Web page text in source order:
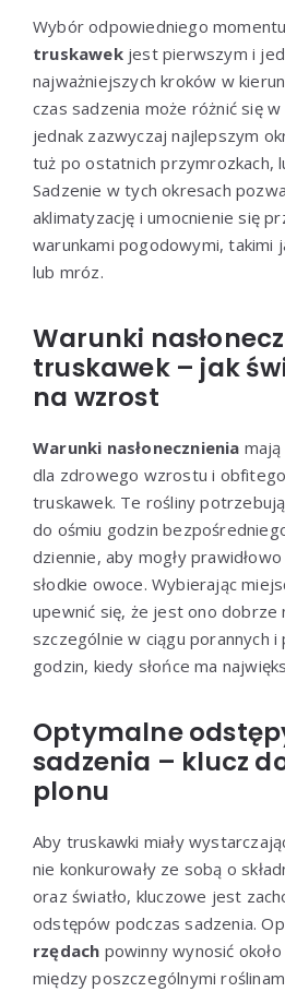
Wybór odpowiedniego
truskawekjest pierwszym i
najważniejszych kroków w
czas sadzenia może różnić się
jednak zazwyczaj najlepszym
tuż po ostatnich przymrozkach,
Sadzenie w tych okresach
aklimatyzację i umocnienie się
warunkami pogodowymi, takimi
lub mróz.
Warunki
truskawek – jak
na wzrost
Warunki nasłonecznienia
dla zdrowego wzrostu i
truskawek. Te rośliny
do ośmiu godzin
dziennie, aby mogły
słodkie owoce. Wybierając
upewnić się, że jest ono dobrze
szczególnie w ciągu porannych i
godzin, kiedy słońce ma
Optymalne
sadzenia – klucz
plonu
Aby truskawki miały
nie konkurowały ze sobą o
oraz światło, kluczowe jest
odstępów podczas sadzenia.
rzędach powinny wynosić
między poszczególnymi